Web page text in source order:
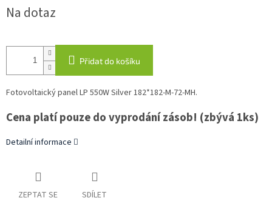
cena:
Na dotaz
Přidat do košíku
Fotovoltaický panel LP 550W Silver 182*182-M-72-MH.
Cena platí pouze do vyprodání zásob! (zbývá 1ks)
Detailní informace
ZEPTAT SE SDÍLET